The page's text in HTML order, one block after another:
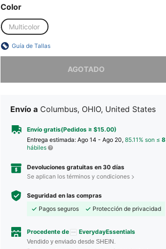
Color
Multicolor
Guía de Tallas
AGOTADO
Envío a Columbus, OHIO, United States
Envío gratis(Pedidos ≥ $15.00)
Entrega estimada: Ago 14 - Ago 20, 85.11% son ≤ 8
hábiles
Devoluciones gratuitas en 30 días
Se aplican los términos y condiciones
Seguridad en las compras
Pagos seguros
Protección de privacidad
Procedente de EverydayEssentials
Vendido y enviado desde SHEIN.